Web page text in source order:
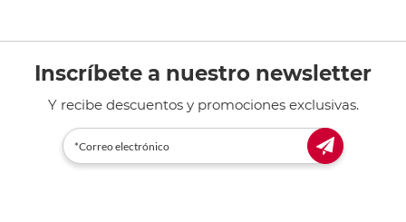
Inscríbete a nuestro newsletter
Y recibe descuentos y promociones exclusivas.